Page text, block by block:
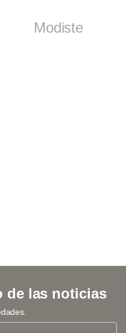
Modiste
de las noticias